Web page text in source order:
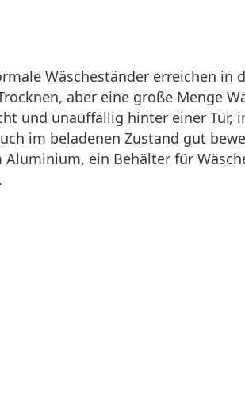
Wäscheständer erreichen in
aber eine große Menge
und unauffällig hinter einer Tür,
im beladenen Zustand gut
ein Behälter für